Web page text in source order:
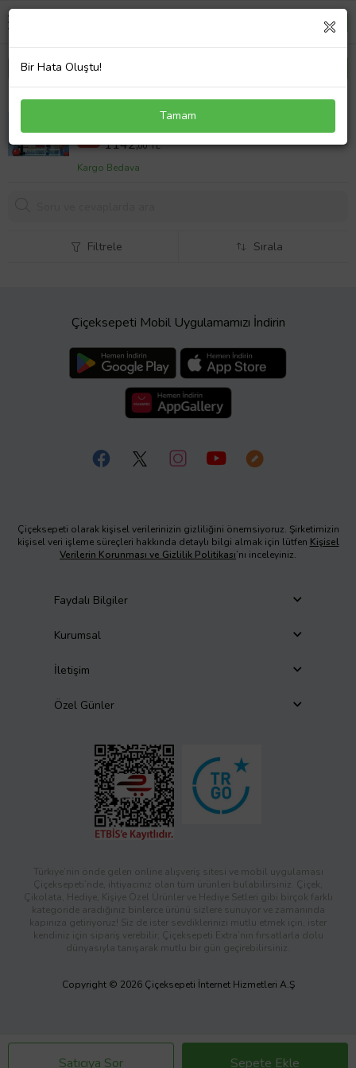
BUKALEMUN DENEY SETİ
%20 1428,0 TL
1142,00 TL
Kargo Bedava
Satıcıya Sor Sepete Ekle
Filtrele Sırala
Çiçeksepeti Mobil Uygulamamızı İndirin
Çiçeksepeti olarak kişisel verilerinizin gizliliğini önemsiyoruz. Şirketimizin
kişisel veri işleme süreçleri hakkında detaylı bilgi almak için lütfen Kişisel
Verilerin Korunması ve Gizlilik Politikası’nı inceleyiniz.
Faydalı Bilgiler
Kurumsal
İletişim
Özel Günler
Türkiye’nin önde gelen online alışveriş sitesi ve mobil uygulaması
Çiçeksepeti’nde, ihtiyacınız olan tüm ürünleri bulabilirsiniz. Çiçek,
Çikolata, Hediye, Kişiye Özel Ürünler ve Hediye Setleri gibi birçok farklı
kategoride aradığınız binlerce ürünü sizlere sunuyor ve zamanında
kapınıza getiriyoruz! Siz de ister sevdiklerinizi mutlu etmek için, ister
kendiniz için sipariş verebilir; Çiçeksepeti Extra’nın fırsatlarla dolu
dünyasıyla tanışarak mutlu bir gün geçirebilirsiniz.
Copyright © 2026 Çiçeksepeti İnternet Hizmetleri A.Ş
Bir Hata Oluştu!
Tamam